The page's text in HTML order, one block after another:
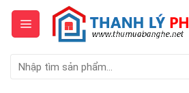
Skip
content
kiếm: